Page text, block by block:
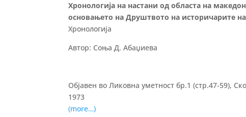
Хронологија на настани од областа на
основањето на Друштвото на историчарите
Хронологија
Автор: Соња Д. Абаџиевa
Објавен во Ликовна уметност бр.1 (стр.47-59),
1973
(more…)